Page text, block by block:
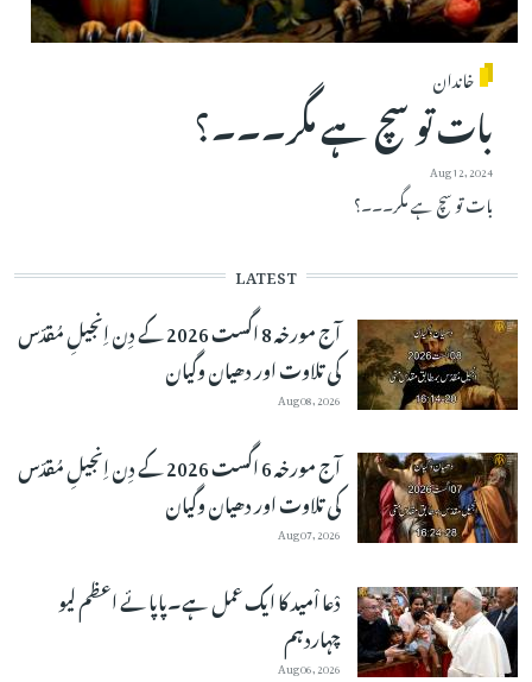
خاندان
بات تو سچ ہے مگر۔۔۔؟
Aug 12, 2024
بات تو سچ ہے مگر۔۔۔؟
LATEST
آج مورخہ 8 اگست 2026 کے دِن اِنجیلِ مُقدّس
کی تلاوت اور دھیان وگیان
Aug 08, 2026
آج مورخہ 6 اگست 2026 کے دِن اِنجیلِ مُقدّس
کی تلاوت اور دھیان وگیان
Aug 07, 2026
دْعا اْمید کا ایک عمل ہے۔پاپائے اعظم لیو
چہاردہم
Aug 06, 2026